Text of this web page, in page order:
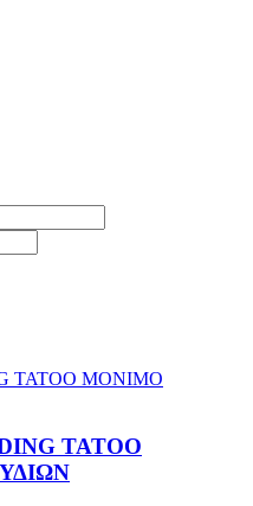
TATOO